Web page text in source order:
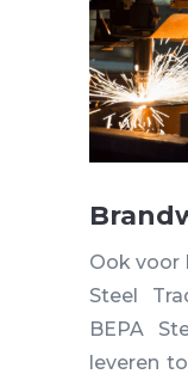
Ook voor
Steel
BEPA
leveren